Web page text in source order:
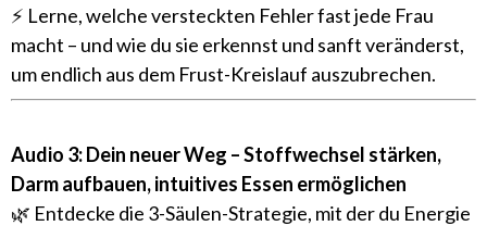
⚡ Lerne, welche versteckten Fehler fast jede Frau
macht – und wie du sie erkennst und sanft veränderst,
um endlich aus dem Frust-Kreislauf auszubrechen.
Audio 3: Dein neuer Weg – Stoffwechsel stärken,
Darm aufbauen, intuitives Essen ermöglichen
🌿 Entdecke die 3-Säulen-Strategie, mit der du Energie